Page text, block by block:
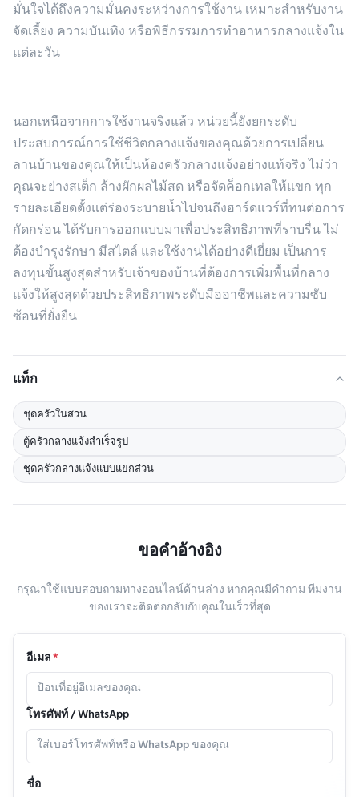
มั่นใจได้ถึงความมั่นคงระหว่างการใช้งาน เหมาะสำหรับงาน
จัดเลี้ยง ความบันเทิง หรือพิธีกรรมการทำอาหารกลางแจ้งใน
แต่ละวัน
นอกเหนือจากการใช้งานจริงแล้ว หน่วยนี้ยังยกระดับ
ประสบการณ์การใช้ชีวิตกลางแจ้งของคุณด้วยการเปลี่ยน
ลานบ้านของคุณให้เป็นห้องครัวกลางแจ้งอย่างแท้จริง ไม่ว่า
คุณจะย่างสเต็ก ล้างผักผลไม้สด หรือจัดค็อกเทลให้แขก ทุก
รายละเอียดตั้งแต่ร่องระบายน้ำไปจนถึงฮาร์ดแวร์ที่ทนต่อการ
กัดกร่อน ได้รับการออกแบบมาเพื่อประสิทธิภาพที่ราบรื่น ไม่
ต้องบำรุงรักษา มีสไตล์ และใช้งานได้อย่างดีเยี่ยม เป็นการ
ลงทุนขั้นสูงสุดสำหรับเจ้าของบ้านที่ต้องการเพิ่มพื้นที่กลาง
แจ้งให้สูงสุดด้วยประสิทธิภาพระดับมืออาชีพและความซับ
ซ้อนที่ยั่งยืน
แท็ก
ชุดครัวในสวน
ตู้ครัวกลางแจ้งสำเร็จรูป
ชุดครัวกลางแจ้งแบบแยกส่วน
ขอคําอ้างอิง
กรุณาใช้แบบสอบถามทางออนไลน์ด้านล่าง หากคุณมีคําถาม ทีมงาน
ของเราจะติดต่อกลับกับคุณในเร็วที่สุด
อีเมล*
โทรศัพท์ / WhatsApp
ชื่อ